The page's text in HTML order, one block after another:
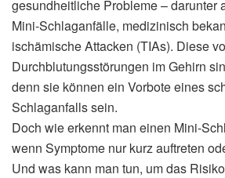
gesundheitliche Probleme – darunter
Mini-Schlaganfälle, medizinisch
ischämische Attacken (TIAs). Diese
Durchblutungsstörungen im Gehirn
denn sie können ein Vorbote eines
Schlaganfalls sein.
Doch wie erkennt man einen Mini-
wenn Symptome nur kurz auftreten
Und was kann man tun, um das